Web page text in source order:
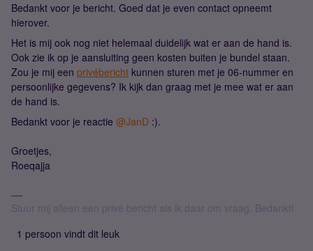
Bedankt voor je bericht. Goed dat je even contact opneemt
hierover.
Het is mij ook nog niet helemaal duidelijk wat er aan de hand is.
Ook zie ik op je aansluiting geen kosten buiten je bundel staan.
Zou je mij een privébericht kunnen sturen met je 06-nummer en
persoonlijke gegevens? Ik kijk dan graag met je mee wat er aan
de hand is.
Bedankt voor je reactie @JanD :).
Groetjes,
Roeqajja
Stuur mij alleen een privé bericht als ik daar om vraag. Bedankt!
1 persoon vindt dit leuk